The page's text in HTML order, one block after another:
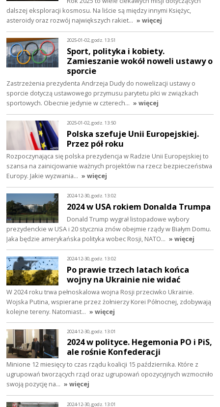
dalszej eksploracji kosmosu. Na liście są między innymi Księżyc,
asteroidy oraz rozwój największych rakiet… » więcej
2025-01-02, godz. 13:51
Sport, polityka i kobiety.
Zamieszanie wokół noweli ustawy o
sporcie
Zastrzeżenia prezydenta Andrzeja Dudy do nowelizacji ustawy o
sporcie dotyczą ustawowego przymusu parytetu płci w związkach
sportowych. Obecnie jedynie w czterech… » więcej
2025-01-02, godz. 13:50
Polska szefuje Unii Europejskiej.
Przez pół roku
Rozpoczynająca się polska prezydencja w Radzie Unii Europejskiej to
szansa na zainicjowanie ważnych projektów na rzecz bezpieczeństwa
Europy. Jakie wyzwania… » więcej
2024-12-30, godz. 13:02
2024 w USA rokiem Donalda Trumpa
Donald Trump wygrał listopadowe wybory
prezydenckie w USA i 20 stycznia znów obejmie rządy w Białym Domu.
Jaka będzie amerykańska polityka wobec Rosji, NATO… » więcej
2024-12-30, godz. 13:02
Po prawie trzech latach końca
wojny na Ukrainie nie widać
W 2024 roku trwa pełnoskalowa wojna Rosji przeciwko Ukrainie.
Wojska Putina, wspierane przez żołnierzy Korei Północnej, zdobywają
kolejne tereny. Natomiast… » więcej
2024-12-30, godz. 13:01
2024 w polityce. Hegemonia PO i PiS,
ale rośnie Konfederacji
Minione 12 miesięcy to czas rządu koalicji 15 października. Które z
ugrupowań tworzących rząd oraz ugrupowań opozycyjnych wzmocniło
swoją pozycję na… » więcej
2024-12-30, godz. 13:01